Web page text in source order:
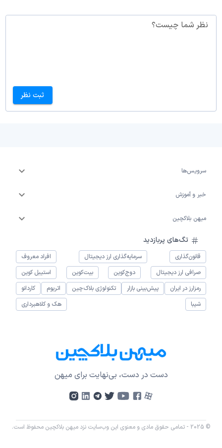
نظر شما چیست؟
ثبت نظر
سرویس‌ها
خبر و آموزش
میهن بلاکچین
تگ‌های پربازدید
قانون‌گذاری سرمایه‌گذاری ارز دیجیتال
افراد معروف
صرافی ارز دیجیتال
دوج‌کوین بیت‌کوین
استیبل کوین
رمزارز در ایران
پیش‌بینی بازار تکنولوژی بلاک‌چین اتریوم
کاردانو
شیبا
هک و کلاهبرداری
دست در دست، بی‌نهایت برای میهن
© 2025 - تمامی حقوق مادی و معنوی این وب‌سایت نزد میهن بلاکچین محفوظ است.